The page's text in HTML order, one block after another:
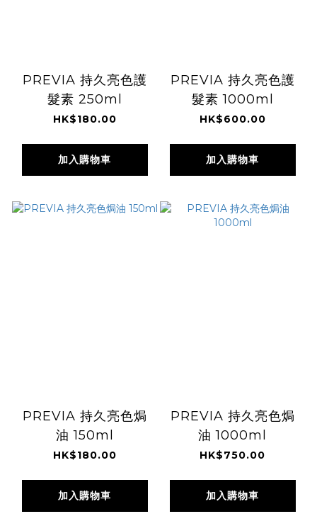
PREVIA 持久亮色護
髮素 250ml
HK$180.00
加入購物車
PREVIA 持久亮色護
髮素 1000ml
HK$600.00
加入購物車
PREVIA 持久亮色焗
油 150ml
HK$180.00
加入購物車
PREVIA 持久亮色焗
油 1000ml
HK$750.00
加入購物車